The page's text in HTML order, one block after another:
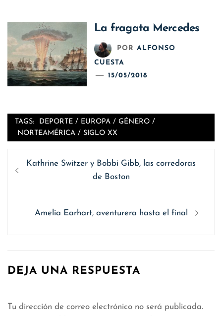
La fragata Mercedes
POR ALFONSO
CUESTA
15/05/2018
TAGS: DEPORTE / EUROPA / GÉNERO /
NORTEAMÉRICA / SIGLO XX
Navegación
de
Entrada
Kathrine Switzer y Bobbi Gibb, las corredoras
de Boston
Siguiente
Amelia Earhart, aventurera hasta el final
DEJA UNA RESPUESTA
Tu dirección de correo electrónico no será publicada.